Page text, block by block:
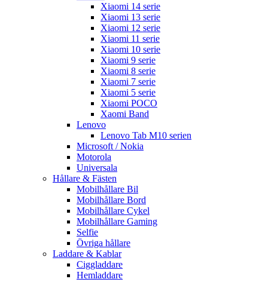
Xiaomi 14 serie
Xiaomi 13 serie
Xiaomi 12 serie
Xiaomi 11 serie
Xiaomi 10 serie
Xiaomi 9 serie
Xiaomi 8 serie
Xiaomi 7 serie
Xiaomi 5 serie
Xiaomi POCO
Xaomi Band
Lenovo
Lenovo Tab M10 serien
Microsoft / Nokia
Motorola
Universala
Hållare & Fästen
Mobilhållare Bil
Mobilhållare Bord
Mobilhållare Cykel
Mobilhållare Gaming
Selfie
Övriga hållare
Laddare & Kablar
Ciggladdare
Hemladdare